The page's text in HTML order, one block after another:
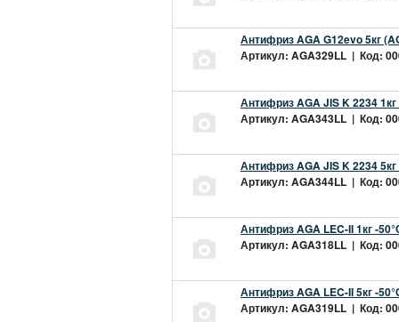
Антифриз AGA G12evo 5кг
Артикул: AGA329LL | Код:
Антифриз AGA JIS K 2234
Артикул: AGA343LL | Код:
Антифриз AGA JIS K 2234
Артикул: AGA344LL | Код:
Антифриз AGA LEC-II 1кг -
Артикул: AGA318LL | Код:
Антифриз AGA LEC-II 5кг -
Артикул: AGA319LL | Код: